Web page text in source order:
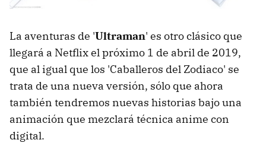
La aventuras de 'Ultraman' es otro clásico que
llegará a Netflix el próximo 1 de abril de 2019,
que al igual que los 'Caballeros del Zodiaco' se
trata de una nueva versión, sólo que ahora
también tendremos nuevas historias bajo una
animación que mezclará técnica anime con
digital.